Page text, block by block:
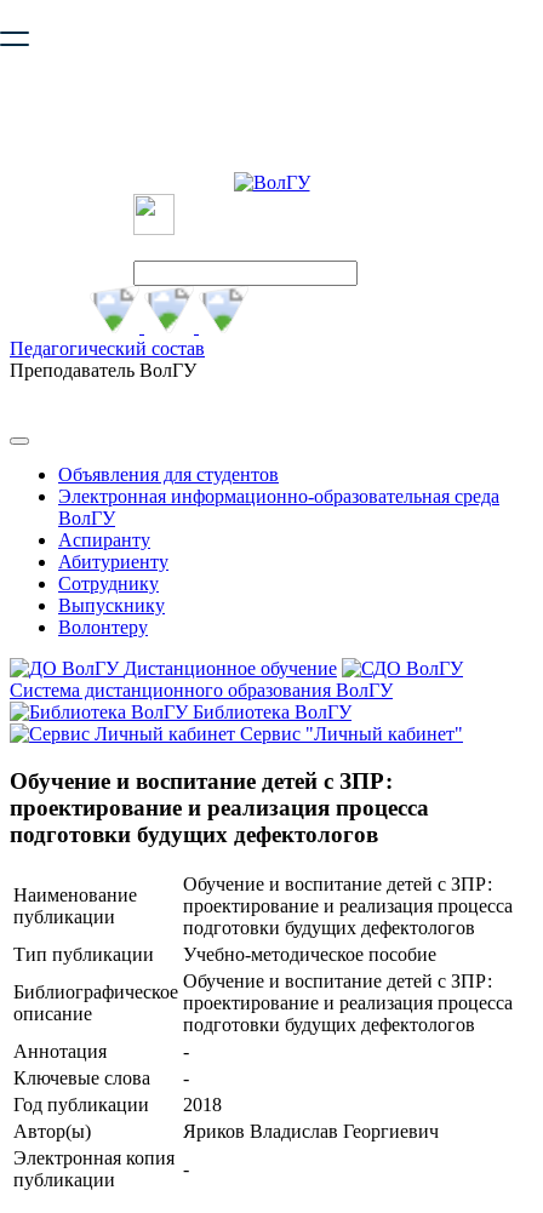
безопасную работу с сайтом. Пожалуйста
Педагогический состав
Преподаватель ВолГУ
Объявления для студентов
Электронная информационно-образовательная среда
ВолГУ
Аспиранту
Абитуриенту
Сотруднику
Выпускнику
Волонтеру
Дистанционное обучение
Система дистанционного образования ВолГУ
Библиотека ВолГУ
Сервис "Личный кабинет"
Обучение и воспитание детей с ЗПР:
проектирование и реализация процесса
подготовки будущих дефектологов
Наименование
публикации
Обучение и воспитание детей с ЗПР:
проектирование и реализация процесса
подготовки будущих дефектологов
Тип публикации
Учебно-методическое пособие
Библиографическое
описание
Обучение и воспитание детей с ЗПР:
проектирование и реализация процесса
подготовки будущих дефектологов
Аннотация
-
Ключевые cлова
-
Год публикации
2018
Автор(ы)
Яриков Владислав Георгиевич
Электронная копия
публикации
-